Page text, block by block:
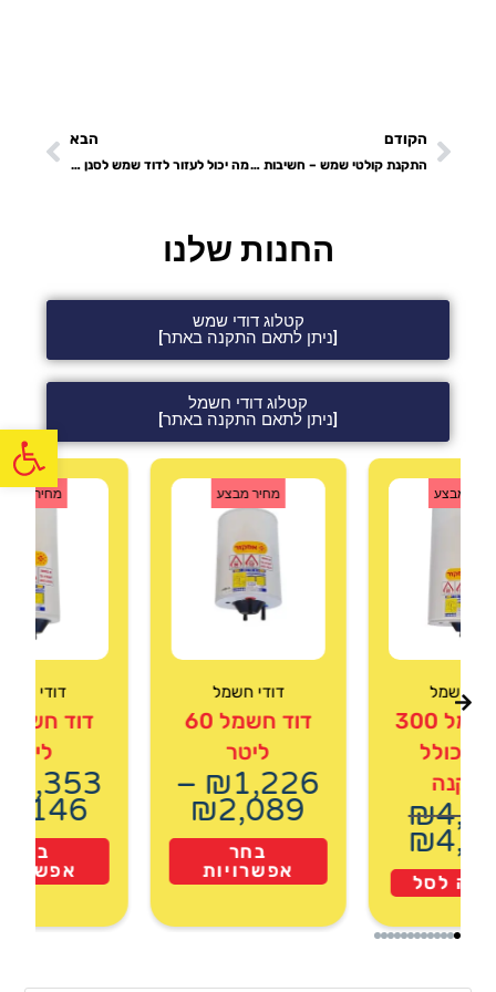
הקודם
התקנת קולטי שמש – חשיבות המקצוענות בתחום
הבא
מה יכול לעזור לדוד שמש לסנן אבנית
החנות שלנו
קטלוג דודי שמש
[ניתן לתאם התקנה באתר]
קטלוג דודי חשמל
[ניתן לתאם התקנה באתר]
מבצע
חשמל
דוד חשמל 300
כולל
₪
₪
לסל
מחיר מבצע
דודי חשמל
דוד חשמל 60
ליטר
₪1,226
–
₪2,089
בחר
אפשרויות
מחיר מבצע
דודי
ליטר
1,353
2,146
בחר